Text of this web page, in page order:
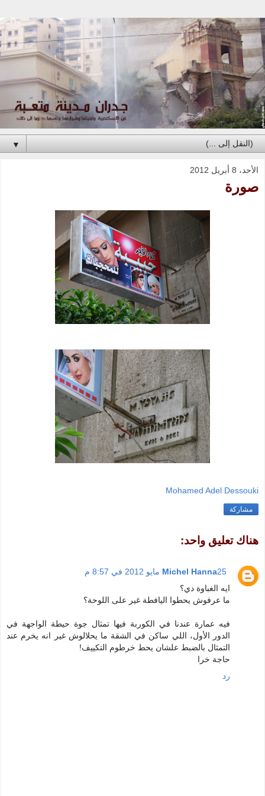
▼
الأحد، 8 أبريل 2012
صورة
Mohamed Adel Dessouki
مشاركة
هناك تعليق واحد:
Michel Hanna25 مايو 2012 في 8:57 م
ايه الغباوة دي؟
ما عرفوش يحطوا اليافطة غير على اللوحة؟
فيه عمارة عندنا في الكوربة فيها تمثال جوة حيطة الواجهة في
الدور الأول، اللي ساكن في الشقة ما يحلالوش غير انه يخرم عند
التمثال بالضبط علشان يحط خرطوم التكييف!
حاجة خرا
رد